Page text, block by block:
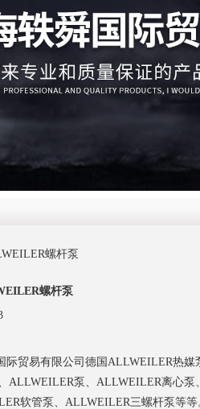
螺杆泵
螺杆泵
际贸易有限公司德国ALLWEILER热媒
ALLWEILER泵、ALLWEILER离心泵
软管泵、ALLWEILER三螺杆泵等等